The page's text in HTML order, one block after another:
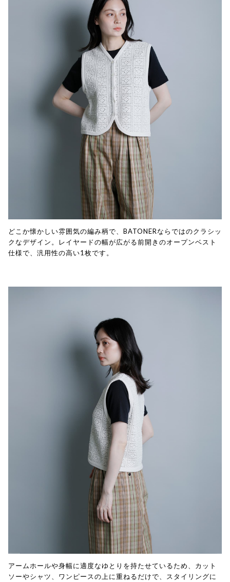
どこか懐かしい雰囲気の編み柄で、BATONERならではのクラシッ
クなデザイン。レイヤードの幅が広がる前開きのオープンベスト
仕様で、汎用性の高い1枚です。
アームホールや身幅に適度なゆとりを持たせているため、カット
ソーやシャツ、ワンピースの上に重ねるだけで、スタイリングに